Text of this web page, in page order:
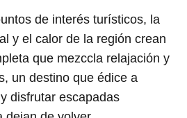
de interés turísticos, la
y el calor de la región crean
que mezccla relajación y
un destino que édice a
disfrutar escapadas